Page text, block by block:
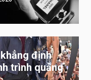
định
trình quảng